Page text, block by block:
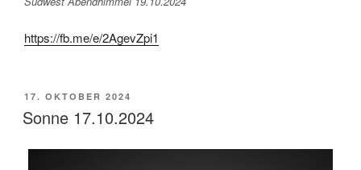
https://fb.me/e/2AgevZpi1
VERÖFFENTLICHT
AM
17. OKTOBER 2024
Sonne 17.10.2024